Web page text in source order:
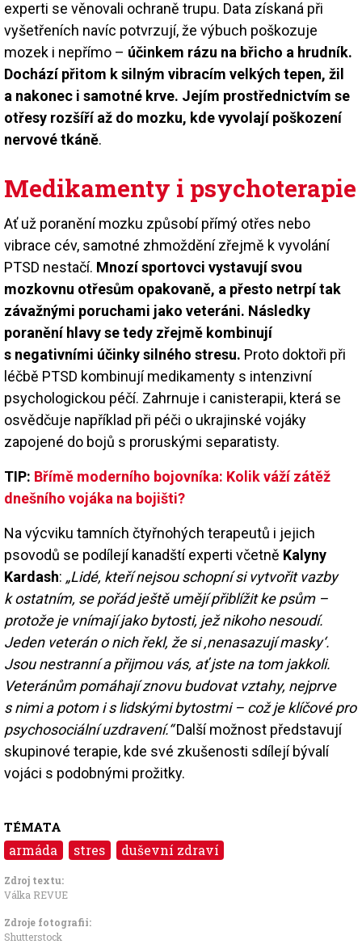
experti se věnovali ochraně trupu. Data získaná při
vyšetřeních navíc potvrzují, že výbuch poškozuje
mozek i nepřímo – účinkem rázu na břicho a hrudník.
Dochází přitom k silným vibracím velkých tepen, žil
a nakonec i samotné krve. Jejím prostřednictvím se
otřesy rozšíří až do mozku, kde vyvolají poškození
nervové tkáně.
Medikamenty i psychoterapie
Ať už poranění mozku způsobí přímý otřes nebo
vibrace cév, samotné zhmoždění zřejmě k vyvolání
PTSD nestačí. Mnozí sportovci vystavují svou
mozkovnu otřesům opakovaně, a přesto netrpí tak
závažnými poruchami jako veteráni. Následky
poranění hlavy se tedy zřejmě kombinují
s negativními účinky silného stresu. Proto doktoři při
léčbě PTSD kombinují medikamenty s intenzivní
psychologickou péčí. Zahrnuje i canisterapii, která se
osvědčuje například při péči o ukrajinské vojáky
zapojené do bojů s proruskými separatisty.
TIP: Břímě moderního bojovníka: Kolik váží zátěž
dnešního vojáka na bojišti?
Na výcviku tamních čtyřnohých terapeutů i jejich
psovodů se podílejí kanadští experti včetně Kalyny
Kardash: „Lidé, kteří nejsou schopní si vytvořit vazby
k ostatním, se pořád ještě umějí přiblížit ke psům –
protože je vnímají jako bytosti, jež nikoho nesoudí.
Jeden veterán o nich řekl, že si ‚nenasazují masky‘.
Jsou nestranní a přijmou vás, ať jste na tom jakkoli.
Veteránům pomáhají znovu budovat vztahy, nejprve
s nimi a potom i s lidskými bytostmi – což je klíčové pro
psychosociální uzdravení.“Další možnost představují
skupinové terapie, kde své zkušenosti sdílejí bývalí
vojáci s podobnými prožitky.
TÉMATA
armáda stres duševní zdraví
Zdroj textu:
Válka REVUE
Zdroje fotografii:
Shutterstock